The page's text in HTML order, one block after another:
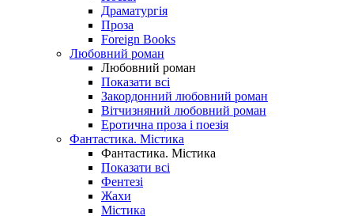
Драматургія
Проза
Foreign Books
Любовний роман
Любовний роман
Показати всі
Закордонний любовний роман
Вітчизняний любовний роман
Еротична проза і поезія
Фантастика. Містика
Фантастика. Містика
Показати всі
Фентезі
Жахи
Містика